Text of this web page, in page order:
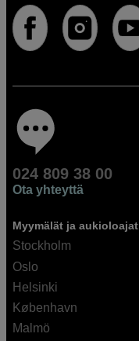
024 809 38 00
Ota yhteyttä
Myymälät ja aukioloajat
Stockholm
Oslo
Helsinki
København
Malmö